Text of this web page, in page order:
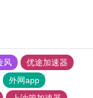
风
优途加速器
外网app